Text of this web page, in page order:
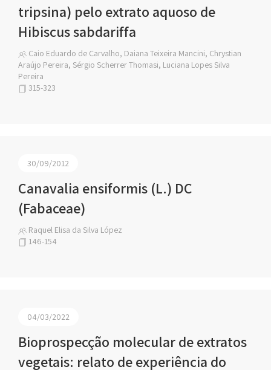
tripsina) pelo extrato aquoso de
Hibiscus sabdariffa
Caio Eduardo de Carvalho, Daiana Teixeira Mancini, Chrystian
Araújo Pereira, Sérgio Scherrer Thomasi, Luciana Lopes Silva
Pereira
315-323
30/09/2012
Canavalia ensiformis (L.) DC
(Fabaceae)
Raquel Elisa da Silva López
146-154
04/03/2022
Bioprospecção molecular de extratos
vegetais: relato de experiência do